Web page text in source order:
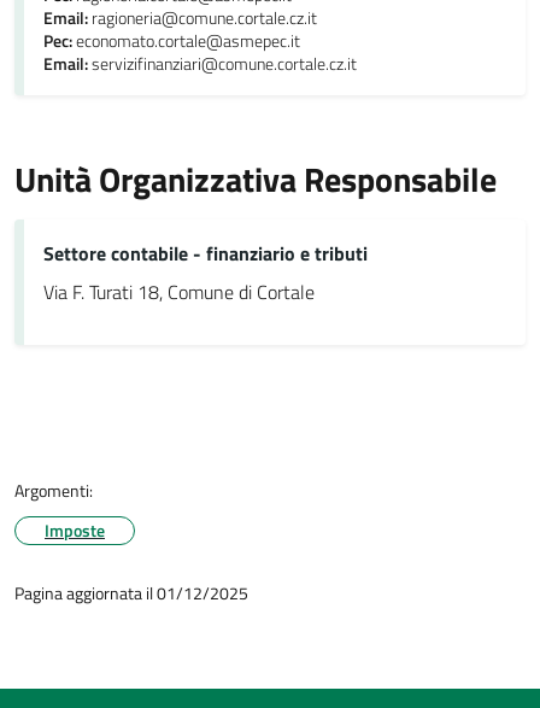
Email:ragioneria@comune.cortale.cz.it
Pec:economato.cortale@asmepec.it
Email:servizifinanziari@comune.cortale.cz.it
Unità Organizzativa Responsabile
Settore contabile - finanziario e tributi
Via F. Turati 18, Comune di Cortale
Argomenti:
Imposte
Pagina aggiornata il 01/12/2025